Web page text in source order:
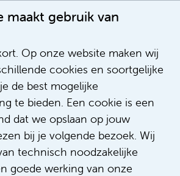
maakt gebruik van
Op onze website maken wij
cookies en soortgelijke
de best mogelijke
te bieden. Een cookie is een
dat we opslaan op jouw
bij je volgende bezoek. Wij
technisch noodzakelijke
goede werking van onze